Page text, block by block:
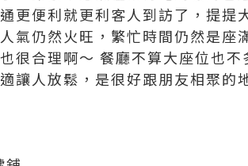
更便利就更利客人到訪了，提提
氣仍然火旺，繁忙時間仍然是座
很合理啊～ 餐廳不算大座位也
讓人放鬆，是很好跟朋友相聚的